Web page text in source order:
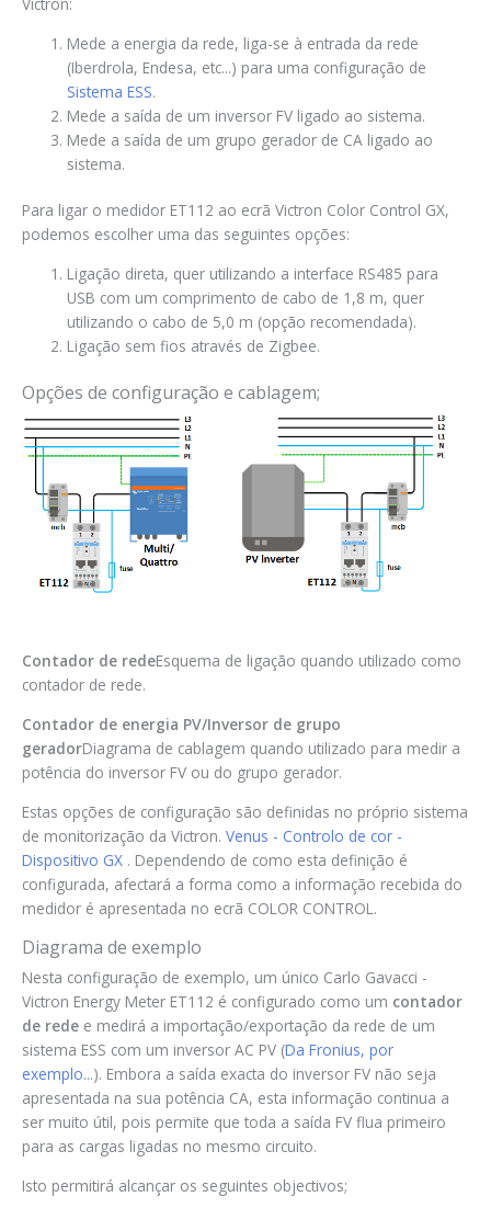
Mede a energia da rede, liga-se à entrada da rede
(Iberdrola, Endesa, etc...) para uma configuração de
Sistema ESS.
Mede a saída de um inversor FV ligado ao sistema.
Mede a saída de um grupo gerador de CA ligado ao
sistema.
Para ligar o medidor ET112 ao ecrã Victron Color Control GX,
podemos escolher uma das seguintes opções:
Ligação direta, quer utilizando a interface RS485 para
USB com um comprimento de cabo de 1,8 m, quer
utilizando o cabo de 5,0 m (opção recomendada).
Ligação sem fios através de Zigbee.
Opções de configuração e cablagem;
Contador de redeEsquema de ligação quando utilizado como
contador de rede.
Contador de energia PV/Inversor de grupo
geradorDiagrama de cablagem quando utilizado para medir a
potência do inversor FV ou do grupo gerador.
Estas opções de configuração são definidas no próprio sistema
de monitorização da Victron. Venus - Controlo de cor -
Dispositivo GX . Dependendo de como esta definição é
configurada, afectará a forma como a informação recebida do
medidor é apresentada no ecrã COLOR CONTROL.
Diagrama de exemplo
Nesta configuração de exemplo, um único Carlo Gavacci -
Victron Energy Meter ET112 é configurado como um contador
de rede e medirá a importação/exportação da rede de um
sistema ESS com um inversor AC PV (Da Fronius, por
exemplo...). Embora a saída exacta do inversor FV não seja
apresentada na sua potência CA, esta informação continua a
ser muito útil, pois permite que toda a saída FV flua primeiro
para as cargas ligadas no mesmo circuito.
Isto permitirá alcançar os seguintes objectivos;